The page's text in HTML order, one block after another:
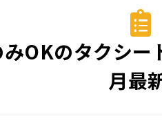
OKのタクシ
月最